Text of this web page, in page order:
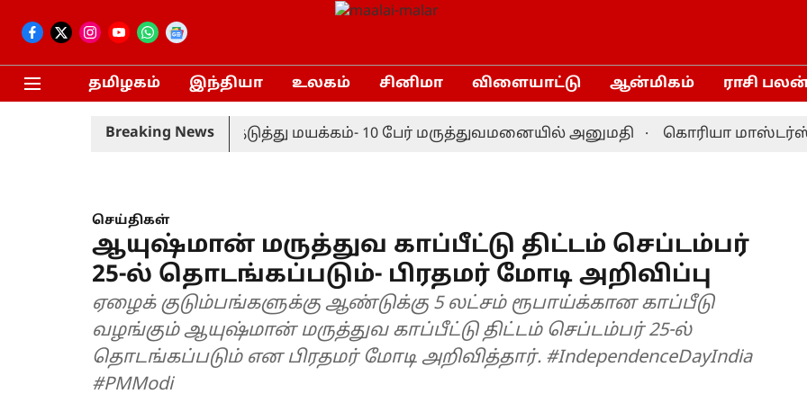
தமிழகம் இந்தியா உலகம் சினிமா விளையாட்டு ஆன்மிகம் ராசி
Breaking News
காவலர்கள் அடுத்தடுத்து மயக்கம்- 10 பேர் மருத்துவமனையில் அனுமதி கொரியா மாஸ்டர்ஸ்
செய்திகள்
ஆயுஷ்மான் மருத்துவ காப்பீட்டு திட்டம் செப்டம்பர்
25-ல் தொடங்கப்படும்- பிரதமர் மோடி அறிவிப்பு
ஏழைக் குடும்பங்களுக்கு ஆண்டுக்கு 5 லட்சம் ரூபாய்க்கான காப்பீடு
வழங்கும் ஆயுஷ்மான் மருத்துவ காப்பீட்டு திட்டம் செப்டம்பர் 25-ல்
தொடங்கப்படும் என பிரதமர் மோடி அறிவித்தார். #IndependenceDayIndia
#PMModi